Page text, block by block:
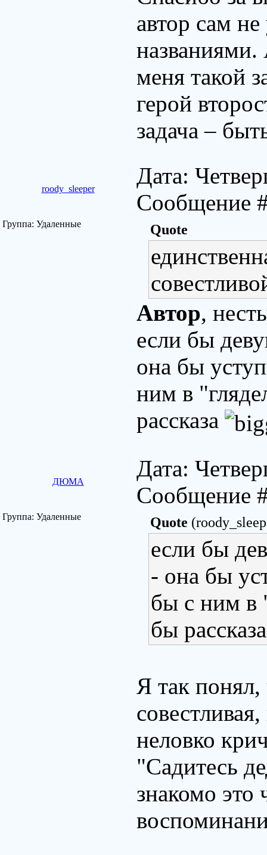
автор сам
меня такой
герой
задача –
roody_sleeper
Дата:
Сообщение
Группа: Удаленные Quote
Автор,
если бы
она бы
ним в
рассказа
ДЮМА
Дата:
Сообщение
Группа: Удаленные Quote
если бы
- она бы
бы с ним в
бы рассказа
Я так понял,
неловко
"Садитесь
знакомо это